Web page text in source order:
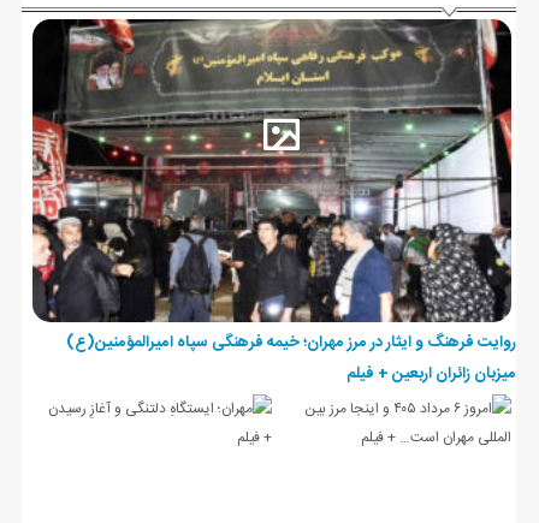
روایت فرهنگ و ایثار در مرز مهران؛ خیمه فرهنگی سپاه امیرالمؤمنین(ع)
میزبان زائران اربعین + فیلم